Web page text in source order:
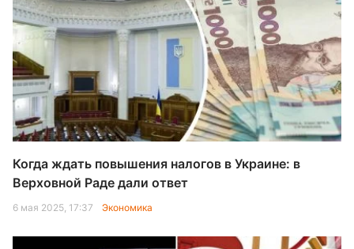
Когда ждать повышения налогов в Украине: в
Верховной Раде дали ответ
6 мая 2025, 17:37 Экономика